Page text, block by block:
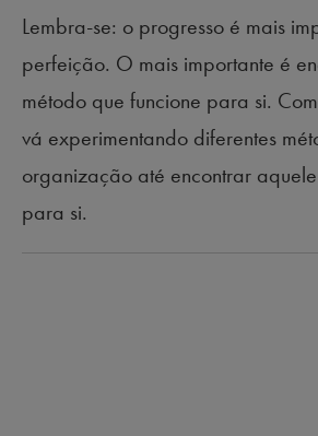
Lembra-se: o progresso é mais
perfeição. O mais importante é
método que funcione para si.
vá experimentando diferentes
organização até encontrar
para si.